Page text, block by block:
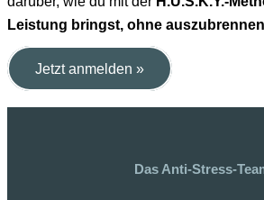
Leistung bringst, ohne auszubrennen
Jetzt anmelden »
Das Anti-Stress-